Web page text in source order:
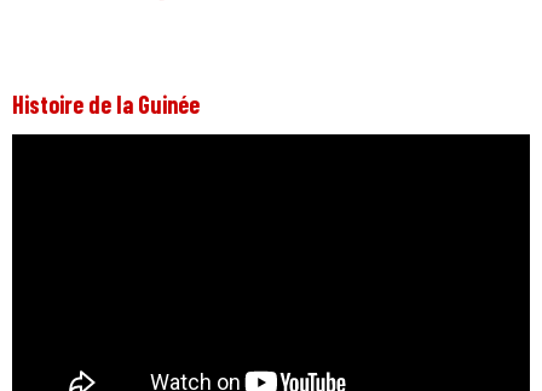
Histoire de la Guinée